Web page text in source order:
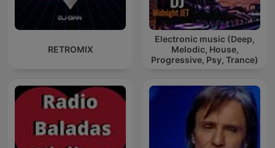
RETROMIX
Electronic music (Deep,
Melodic, House,
Progressive, Psy, Trance)